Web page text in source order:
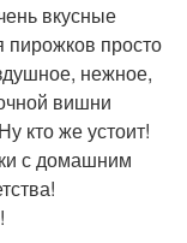
вкусные
просто
нежное,
вишни
кто же устоит!
с домашним